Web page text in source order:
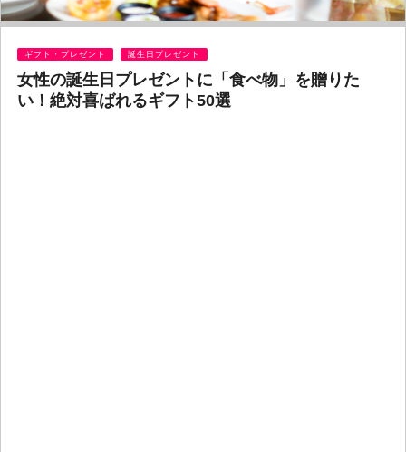
ギフト・プレゼント 誕生日プレゼント
女性の誕生日プレゼントに「食べ物」を贈りた
い！絶対喜ばれるギフト50選